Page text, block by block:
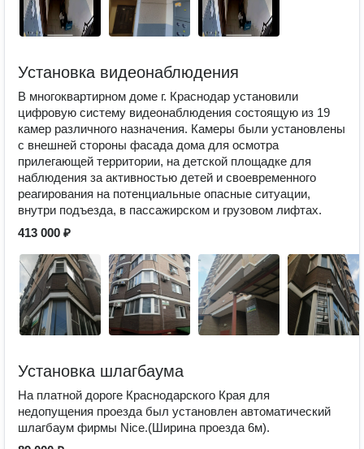
Установка видеонаблюдения
В многоквартирном доме г. Краснодар установили
цифровую систему видеонаблюдения состоящую из 19
камер различного назначения. Камеры были установлены
с внешней стороны фасада дома для осмотра
прилегающей территории, на детской площадке для
наблюдения за активностью детей и своевременного
реагирования на потенциальные опасные ситуации,
внутри подъезда, в пассажирском и грузовом лифтах.
413 000 ₽
Установка шлагбаума
На платной дороге Краснодарского Края для
недопущения проезда был установлен автоматический
шлагбаум фирмы Nice.(Ширина проезда 6м).